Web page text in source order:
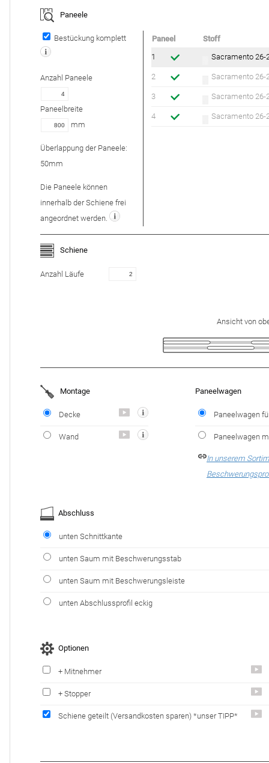
Paneele
Bestückung komplett
Anzahl Paneele
Paneelbreite
mm
Überlappung der Paneele:
50mm
Die Paneele können
innerhalb der Schiene frei
angeordnet werden.
Paneel
Stoff
1
Sacramento 26-
2 Sacramento 26-
3 Sacramento 26-
4 Sacramento 26-
Schiene
Anzahl Läufe
Ansicht von
Montage
Decke
Wand
Paneelwagen
Paneelwagen
Paneelwagen
In unserem
Abschluss
unten Schnittkante
unten Saum mit Beschwerungsstab
unten Saum mit Beschwerungsleiste
unten Abschlussprofil eckig
Optionen
+ Mitnehmer
+ Stopper
Schiene geteilt (Versandkosten sparen) *unser TIPP*